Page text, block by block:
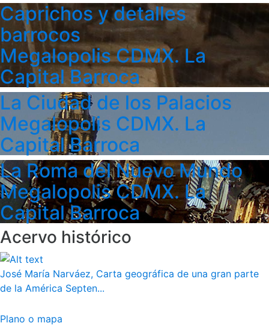
Caprichos y detalles
barrocos
Megalopolis CDMX. La
Capital Barroca
La Ciudad de los Palacios
Megalopolis CDMX. La
Capital Barroca
La Roma del Nuevo Mundo
Megalopolis CDMX. La
Capital Barroca
Acervo histórico
José María Narváez, Carta geográfica de una gran parte
de la América Septen...
Plano o mapa